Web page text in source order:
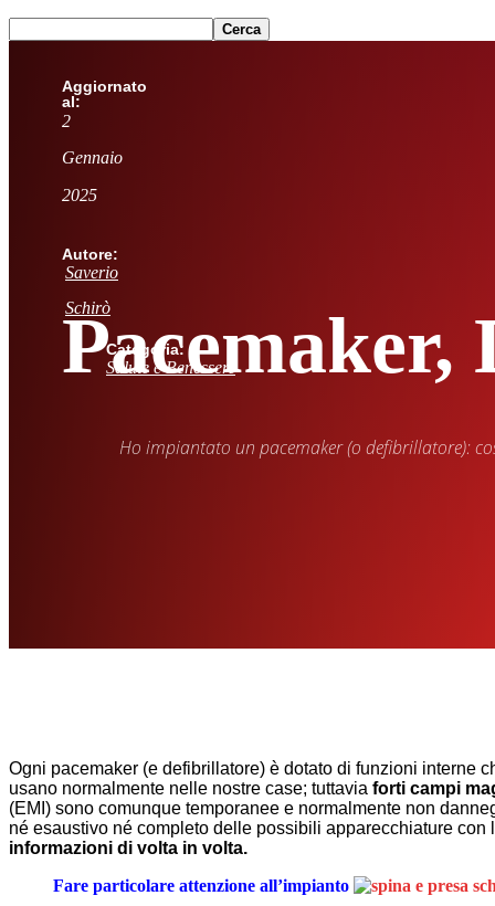
Ho impiantato un pacemaker (o defibrillatore):
Aggiornato
al:
2
Gennaio
2025
Autore:
Saverio
Schirò
Categoria:
Salute e Benessere
Ogni pacemaker (e defibrillatore) è dotato di funzioni interne
usano normalmente nelle nostre case; tuttavia forti campi
(EMI) sono comunque temporanee e normalmente non
né esaustivo né completo delle possibili apparecchiature
informazioni di volta in volta.
Fare particolare attenzione all’impianto